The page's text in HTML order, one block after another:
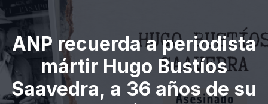
ANP recuerda a periodista
mártir Hugo Bustíos
Saavedra, a 36 años de su